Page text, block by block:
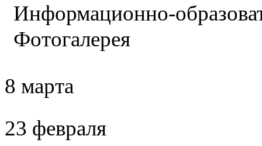
Информационно-
Фотогалерея
8 марта
23 февраля